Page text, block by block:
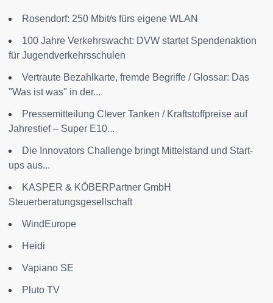
Rosendorf: 250 Mbit/s fürs eigene WLAN
100 Jahre Verkehrswacht: DVW startet Spendenaktion
für Jugendverkehrsschulen
Vertraute Bezahlkarte, fremde Begriffe / Glossar: Das
"Was ist was" in der...
Pressemitteilung Clever Tanken / Kraftstoffpreise auf
Jahrestief – Super E10...
Die Innovators Challenge bringt Mittelstand und Start-
ups aus...
KASPER & KÖBERPartner GmbH
Steuerberatungsgesellschaft
WindEurope
Heidi
Vapiano SE
Pluto TV